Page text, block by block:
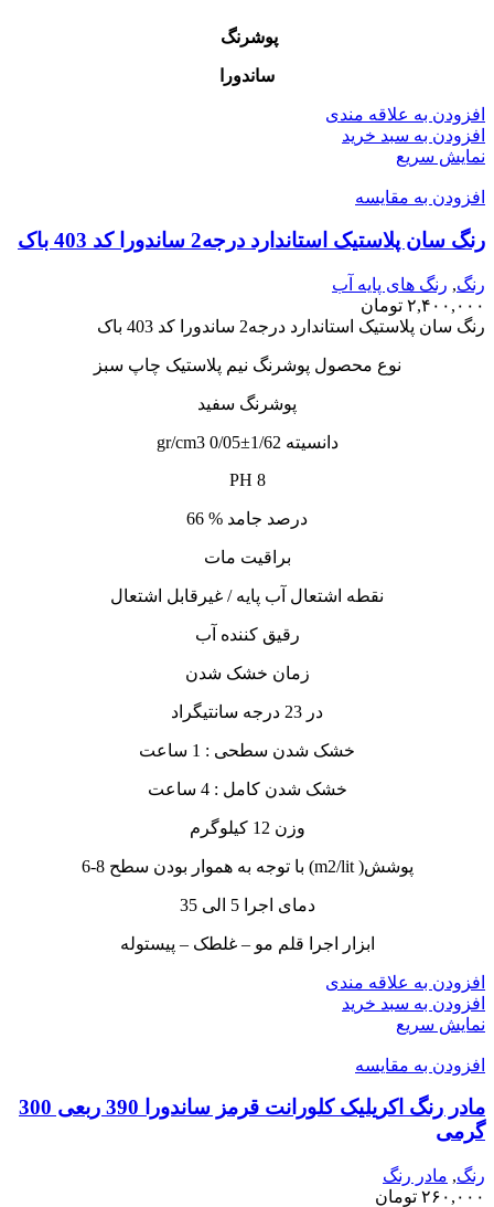
پوشرنگ
ساندورا
افزودن به علاقه مندی
افزودن به سبد خرید
نمایش سریع
افزودن به مقایسه
رنگ سان پلاستیک استاندارد درجه2 ساندورا کد 403 باک
رنگ, رنگ‌ های پایه آب
۲,۴۰۰,۰۰۰ تومان
رنگ سان پلاستیک استاندارد درجه2 ساندورا کد 403 باک
نوع محصول پوشرنگ نیم پلاستیک چاپ سبز
پوشرنگ سفید
دانسیته 1/62±0/05 gr/cm3
PH 8
درصد جامد % 66
براقیت مات
نقطه اشتعال آب پایه / غیرقابل اشتعال
رقیق کننده آب
زمان خشک شدن
در 23 درجه سانتیگراد
خشک شدن سطحی : 1 ساعت
خشک شدن کامل : 4 ساعت
وزن 12 کیلوگرم
پوشش( m2/lit) با توجه به هموار بودن سطح 8-6
دمای اجرا 5 الی 35
ابزار اجرا قلم مو – غلطک – پیستوله
افزودن به علاقه مندی
افزودن به سبد خرید
نمایش سریع
افزودن به مقایسه
مادر رنگ اکریلیک کلورانت قرمز ساندورا 390 ربعی 300
گرمی
رنگ, مادر رنگ
۲۶۰,۰۰۰ تومان